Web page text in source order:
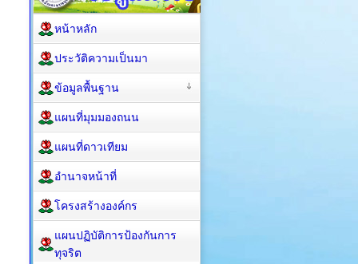
หน้าหลัก
ประวัติความเป็นมา
ข้อมูลพื้นฐาน
แผนที่มุมมองถนน
แผนที่ดาวเทียม
อำนาจหน้าที่
โครงสร้างองค์กร
แผนปฏิบัติการป้องกันการ
ทุจริต